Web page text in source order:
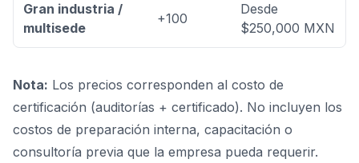
Gran industria /
multisede
+100
Desde
$250,000 MXN
Nota: Los precios corresponden al costo de
certificación (auditorías + certificado). No incluyen los
costos de preparación interna, capacitación o
consultoría previa que la empresa pueda requerir.